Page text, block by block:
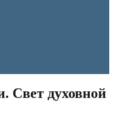
Свет духовной